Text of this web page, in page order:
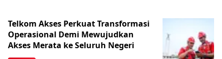
Telkom Akses Perkuat Transformasi
Operasional Demi Mewujudkan
Akses Merata ke Seluruh Negeri